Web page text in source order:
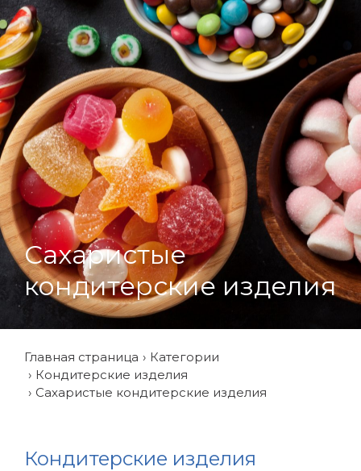
Сахаристые
кондитерские изделия
Главная страница
Категории
Кондитерские изделия
Сахаристые кондитерские изделия
Кондитерские изделия